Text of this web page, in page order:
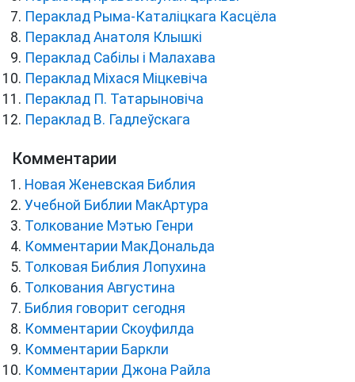
Пераклад Рыма-Каталіцкага Касцёла
Пераклад Анатоля Клышкi
Пераклад Сабілы і Малахава
Пераклад Міхася Міцкевіча
Пераклад П. Татарыновіча
Пераклад В. Гадлеўскага
Комментарии
Новая Женевская Библия
Учебной Библии МакАртура
Толкование Мэтью Генри
Комментарии МакДональда
Толковая Библия Лопухина
Толкования Августина
Библия говорит сегодня
Комментарии Скоуфилда
Комментарии Баркли
Комментарии Джона Райла